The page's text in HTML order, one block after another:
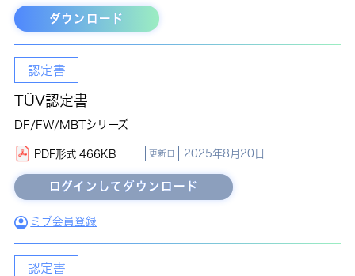
ダウンロード
認定書
TÜV認定書
DF/FW/MBTシリーズ
PDF形式 466KB 更新日 2025年8月20日
ミブ会員登録
認定書